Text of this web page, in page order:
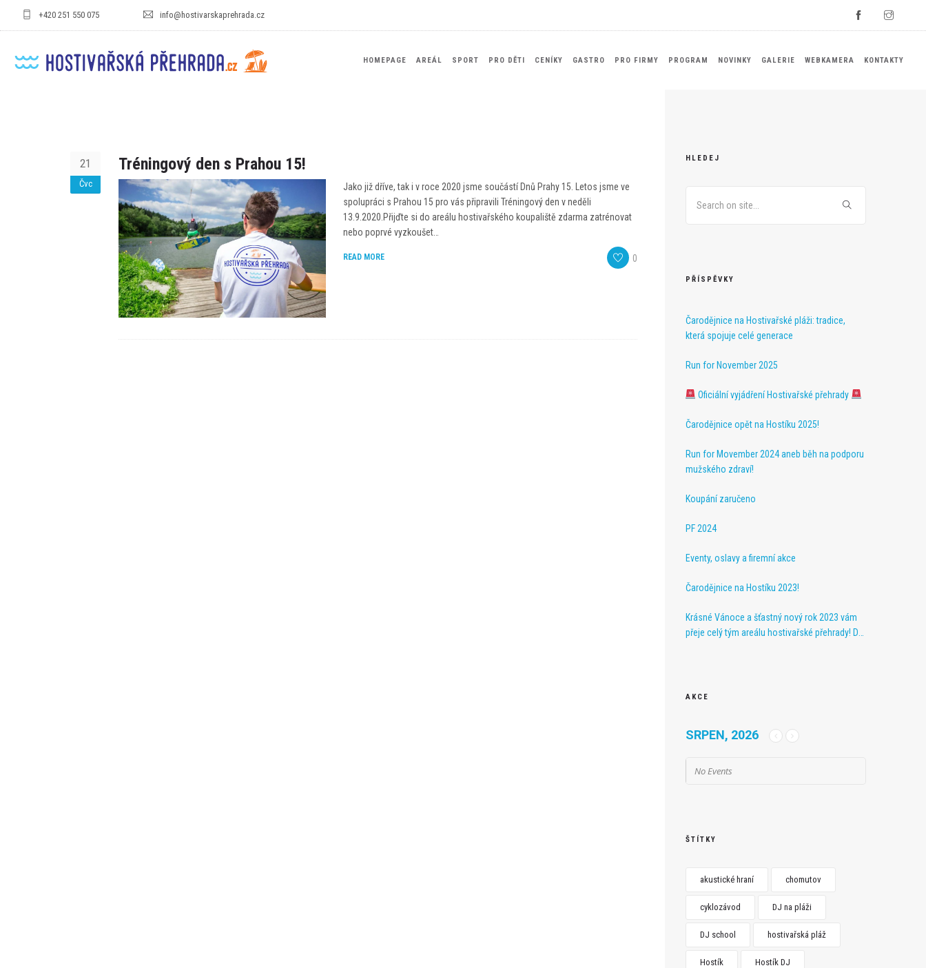
+420 251 550 075 info@hostivarskaprehrada.cz
HOMEPAGE AREÁL SPORT PRO DĚTI CENÍKY GASTRO PRO FIRMY PROGRAM NOVINKY GALERIE WEBKAMERA KONTAKTY
21
Čvc
Tréningový den s Prahou 15!
Jako již dříve, tak i v roce 2020 jsme součástí Dnů Prahy 15. Letos jsme ve
spolupráci s Prahou 15 pro vás připravili Tréningový den v neděli
13.9.2020.Přijďte si do areálu hostivařského koupaliště zdarma zatrénovat
nebo poprvé vyzkoušet…
READ MORE 0
HLEDEJ
PŘÍSPĚVKY
Čarodějnice na Hostivařské pláži: tradice,
která spojuje celé generace
Run for November 2025
Oficiální vyjádření Hostivařské přehrady
Čarodějnice opět na Hostíku 2025!
Run for Movember 2024 aneb běh na podporu
mužského zdraví!
Koupání zaručeno
PF 2024
Eventy, oslavy a firemní akce
Čarodějnice na Hostíku 2023!
Krásné Vánoce a šťastný nový rok 2023 vám
přeje celý tým areálu hostivařské přehrady! Do
AKCE
SRPEN, 2026
No Events
ŠTÍTKY
akustické hraní chomutov
cyklozávod DJ na pláži
DJ school hostivařská pláž
Hostík Hostík DJ